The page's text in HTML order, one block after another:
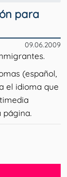
para
09.06.2009
(español,
el idioma que
página.